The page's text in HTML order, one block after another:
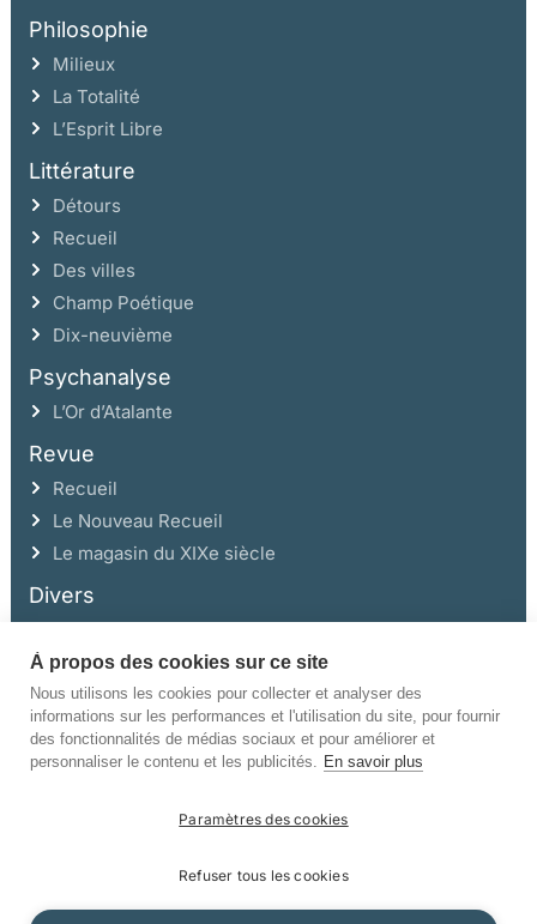
Philosophie
Milieux
La Totalité
L’Esprit Libre
Littérature
Détours
Recueil
Des villes
Champ Poétique
Dix-neuvième
Psychanalyse
L’Or d’Atalante
Revue
Recueil
Le Nouveau Recueil
Le magasin du XIXe siècle
Divers
Ce site a été réalisé avec l’aide de la Région Auvergne Rhône-Alpes et de la
Drac Rhône-Alpes.
©Champ Vallon. Tous droits réservés.
À propos des cookies sur ce site
Nous utilisons les cookies pour collecter et analyser des
informations sur les performances et l'utilisation du site, pour fournir
des fonctionnalités de médias sociaux et pour améliorer et
personnaliser le contenu et les publicités. En savoir plus
Paramètres des cookies
Refuser tous les cookies